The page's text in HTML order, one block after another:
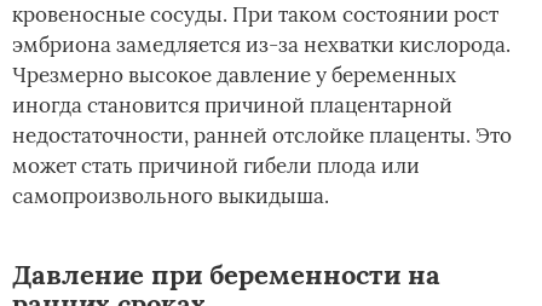
кровеносные сосуды. При таком состоянии рост
эмбриона замедляется из-за нехватки кислорода.
Чрезмерно высокое давление у беременных
иногда становится причиной плацентарной
недостаточности, ранней отслойке плаценты. Это
может стать причиной гибели плода или
самопроизвольного выкидыша.
Давление при беременности на